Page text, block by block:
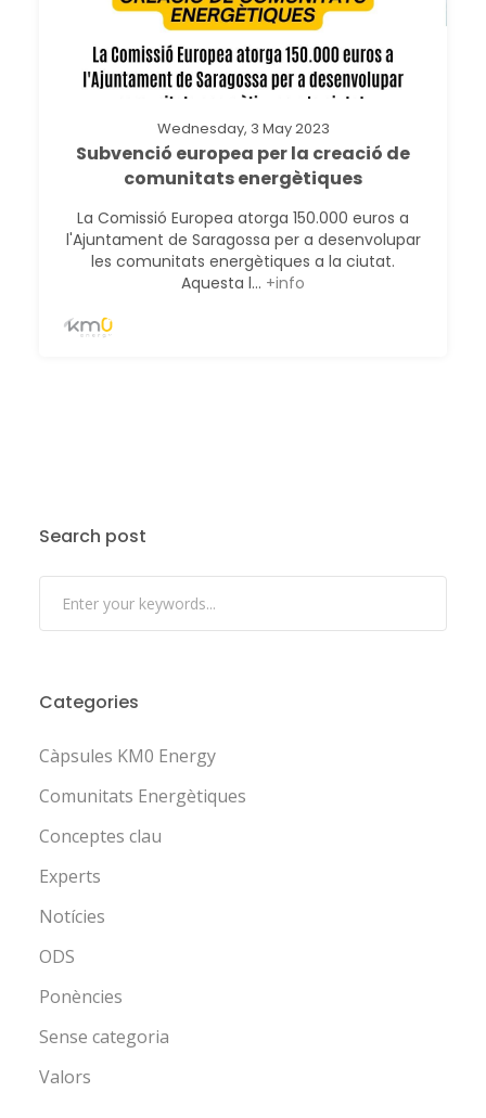
Wednesday, 3 May 2023
Subvenció europea per la creació de
comunitats energètiques
La Comissió Europea atorga 150.000 euros a
l'Ajuntament de Saragossa per a desenvolupar
les comunitats energètiques a la ciutat.
Aquesta l... +info
Search post
Categories
Càpsules KM0 Energy
Comunitats Energètiques
Conceptes clau
Experts
Notícies
ODS
Ponències
Sense categoria
Valors